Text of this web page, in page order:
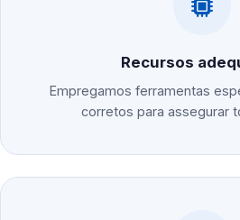
Recursos
Empregamos ferramentas
corretos para assegurar